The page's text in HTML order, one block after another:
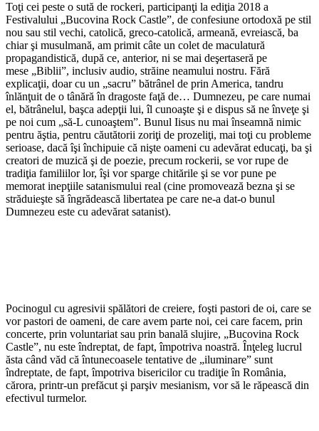
Toţi cei peste o sută de rockeri, participanţi la ediţia 2018 a
Festivalului „Bucovina Rock Castle”, de confesiune ortodoxă pe stil
nou sau stil vechi, catolică, greco-catolică, armeană, evreiască, ba
chiar şi musulmană, am primit câte un colet de maculatură
propagandistică, după ce, anterior, ni se mai deşertaseră pe
mese „Biblii”, inclusiv audio, străine neamului nostru. Fără
explicaţii, doar cu un „sacru” bătrânel de prin America, tandru
înlănţuit de o tânără în dragoste faţă de… Dumnezeu, pe care numai
el, bătrânelul, başca adepţii lui, îl cunoaşte şi e dispus să ne înveţe şi
pe noi cum „să-L cunoaştem”. Bunul Iisus nu mai înseamnă nimic
pentru ăştia, pentru căutătorii zoriţi de prozeliţi, mai toţi cu probleme
serioase, dacă îşi închipuie că nişte oameni cu adevărat educaţi, ba şi
creatori de muzică şi de poezie, precum rockerii, se vor rupe de
tradiţia familiilor lor, îşi vor sparge chitările şi se vor pune pe
memorat inepţiile satanismului real (cine promovează bezna şi se
străduieşte să îngrădească libertatea pe care ne-a dat-o bunul
Dumnezeu este cu adevărat satanist).
Pocinogul cu agresivii spălători de creiere, foşti pastori de oi, care se
vor pastori de oameni, de care avem parte noi, cei care facem, prin
concerte, prin voluntariat sau prin banală slujire, „Bucovina Rock
Castle”, nu este îndreptat, de fapt, împotriva noastră. Înţeleg lucrul
ăsta când văd că întunecoasele tentative de „iluminare” sunt
îndreptate, de fapt, împotriva bisericilor cu tradiţie în România,
cărora, printr-un prefăcut şi parşiv mesianism, vor să le răpească din
efectivul turmelor.